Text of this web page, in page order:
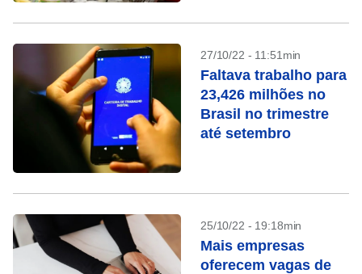
27/10/22 - 11:51min
Faltava trabalho para
23,426 milhões no
Brasil no trimestre
até setembro
25/10/22 - 19:18min
Mais empresas
oferecem vagas de